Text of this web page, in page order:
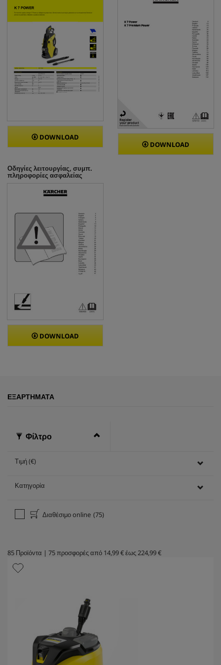
DOWNLOAD
DOWNLOAD
Οδηγίες λειτουργίας, συμπ.
πληροφορίες ασφαλείας
DOWNLOAD
ΕΞΑΡΤΉΜΑΤΑ
Φίλτρο
Τιμή (€)
Κατηγορία
Διαθέσιμο online (75)
85 Προϊόντα | 75προσφορές από 14,99 €έως224,99 €